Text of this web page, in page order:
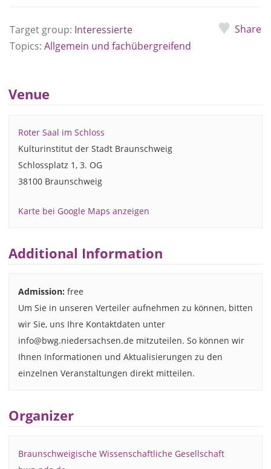
Target group: Interessierte
Topics: Allgemein und fachübergreifend
Share
Venue
Roter Saal im Schloss
Kulturinstitut der Stadt Braunschweig
Schlossplatz 1, 3. OG
38100 Braunschweig
Karte bei Google Maps anzeigen
Additional Information
Admission: free
Um Sie in unseren Verteiler aufnehmen zu können, bitten
wir Sie, uns Ihre Kontaktdaten unter
info@bwg.niedersachsen.de mitzuteilen. So können wir
Ihnen Informationen und Aktualisierungen zu den
einzelnen Veranstaltungen direkt mitteilen.
Organizer
Braunschweigische Wissenschaftliche Gesellschaft